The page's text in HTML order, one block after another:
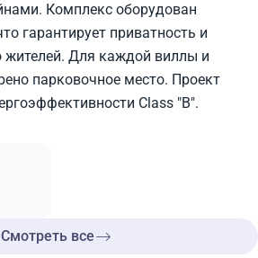
Комплекс оборудован
гарантирует приватность и
жителей. Для каждой виллы и
парковочное место. Проект
Class "B".
Смотреть все